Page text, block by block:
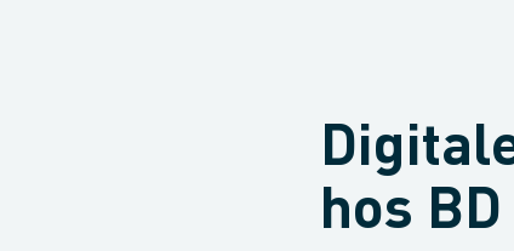
hos BD